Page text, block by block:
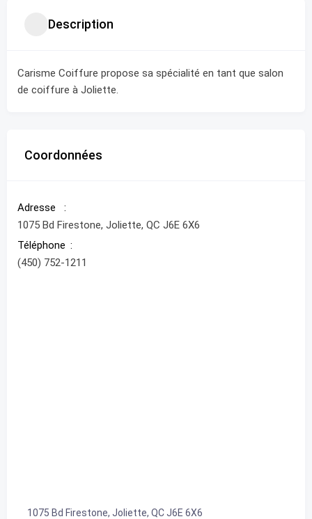
Description
Carisme Coiffure propose sa spécialité en tant que salon
de coiffure à Joliette.
Coordonnées
Adresse
1075 Bd Firestone, Joliette, QC J6E 6X6
Téléphone
(450) 752-1211
1075 Bd Firestone, Joliette, QC J6E 6X6